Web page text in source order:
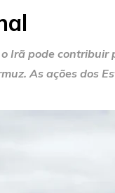
Irã pode contribuir
As ações dos